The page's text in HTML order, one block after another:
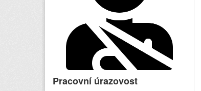
Pracovní úrazovost